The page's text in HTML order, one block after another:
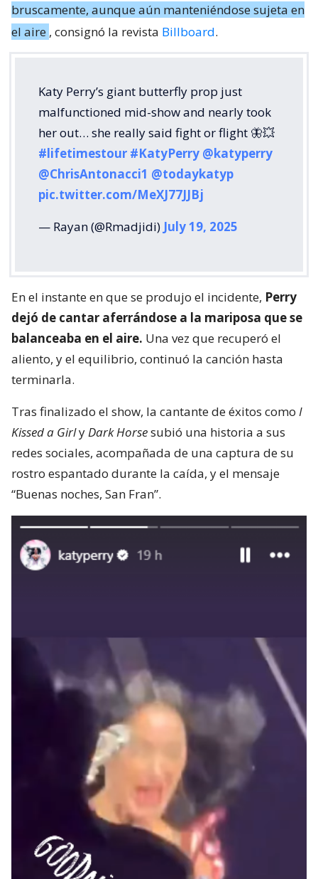
bruscamente, aunque aún manteniéndose sujeta en
el aire , consignó la revista Billboard.
Katy Perry’s giant butterfly prop just
malfunctioned mid-show and nearly took
her out… she really said fight or flight 🦋💥
#lifetimestour #KatyPerry @katyperry
@ChrisAntonacci1 @todaykatyp
pic.twitter.com/MeXJ77JJBj
— Rayan (@Rmadjidi) July 19, 2025
En el instante en que se produjo el incidente, Perry
dejó de cantar aferrándose a la mariposa que se
balanceaba en el aire. Una vez que recuperó el
aliento, y el equilibrio, continuó la canción hasta
terminarla.
Tras finalizado el show, la cantante de éxitos como I
Kissed a Girly Dark Horsesubió una historia a sus
redes sociales, acompañada de una captura de su
rostro espantado durante la caída, y el mensaje
“Buenas noches, San Fran”.